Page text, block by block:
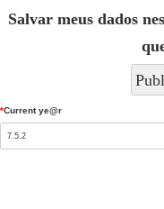
Salvar meus dados
Current ye@r
*